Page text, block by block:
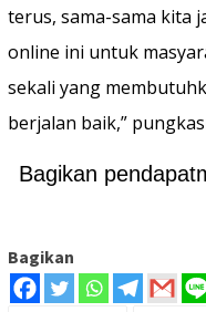
terus, sama-sama kita
online ini untuk
sekali yang
berjalan baik,”
Bagikan
Bagikan